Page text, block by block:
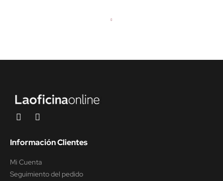
Información Clientes
Mi Cuenta
Seguimiento del pedido